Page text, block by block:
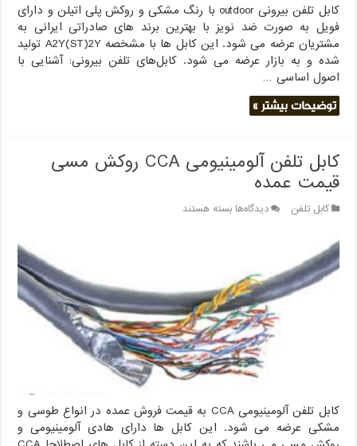
کابل تلفن بیرونی outdoor با رنگ مشکی و روکش پلی اتیلن و دارای
فویل به صورت ضد نویز با بهترین برند های صادراتی ایرانی به
مشتریان عرضه می شود. این کابل ها با مشخصه A2Y(ST)2Y تولید
شده و به بازار عرضه می شود. کابل‌های تلفن بیرونی: آشنایی با
اصول اساسی …
توضیحات بیشتر »
کابل تلفن آلومینیومی CCA روکش مسی
قیمت عمده
کابل تلفن دیدگاه‌هابرای
مسی
قیمت
عمده
بسته هستند
کابل تلفن آلومینیومی CCA به قیمت فروش عمده در انواع طوسی و
مشکی عرضه می شود. این کابل ها دارای هادی آلومینیومی و